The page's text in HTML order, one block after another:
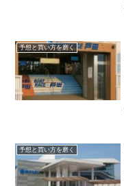
予想と買い方を磨く
予想と買い方を磨く